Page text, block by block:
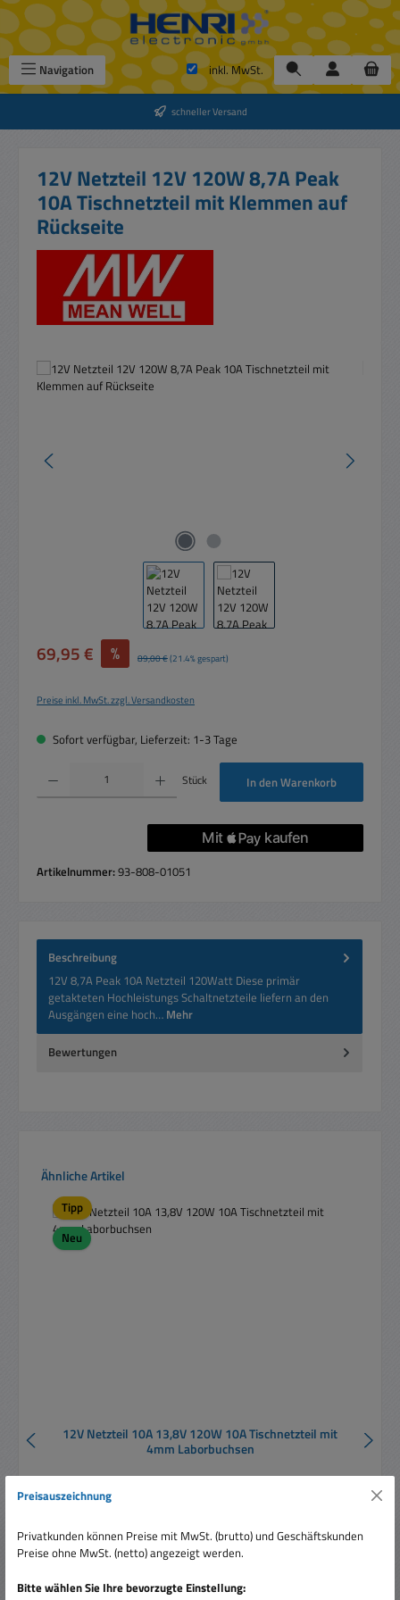
Zum Hauptinhalt springen
Navigation inkl. MwSt.
schneller Versand
12V Netzteil 12V 120W 8,7A Peak
10A Tischnetzteil mit Klemmen auf
Rückseite
Bildergalerie überspringen
Verkaufspreis:
69,95 € % Regulärer Preis:
89,00 €(21.4% gespart)
Preise inkl. MwSt. zzgl. Versandkosten
Sofort verfügbar, Lieferzeit: 1-3 Tage
Produkt Anzahl: Gib den gewünschten Wert ein oder benutze die Schaltflächen um
Stück In den Warenkorb
Artikelnummer:93-808-01051
Beschreibung
12V 8,7A Peak 10A Netzteil 120Watt Diese primär
getakteten Hochleistungs Schaltnetzteile liefern an den
Ausgängen eine hoch… Mehr
Bewertungen
Produktgalerie überspringen
Ähnliche Artikel
Tipp
Neu
12V Netzteil 10A 13,8V 120W 10A Tischnetzteil mit
4mm Laborbuchsen
Regulärer Preis:
69,95 €
Preisauszeichnung
Privatkunden können Preise mit MwSt. (brutto) und Geschäftskunden
Preise ohne MwSt. (netto) angezeigt werden.
Bitte wählen Sie Ihre bevorzugte Einstellung: